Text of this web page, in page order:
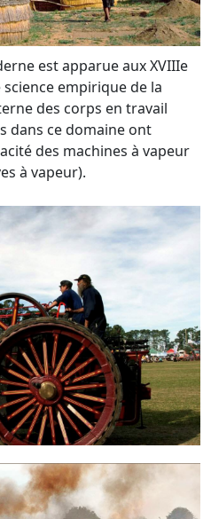
est apparue aux XVIIIe
science empirique de la
des corps en travail
dans ce domaine ont
des machines à vapeur
à vapeur).